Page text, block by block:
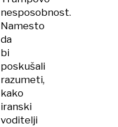
nesposobnost.
Namesto
da
bi
poskušali
razumeti,
kako
iranski
voditelji